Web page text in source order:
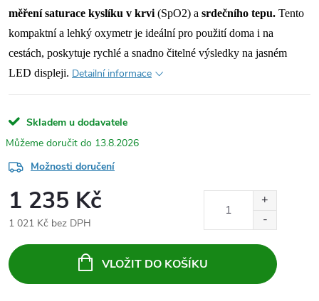
měření saturace kyslíku v krvi (SpO2) a srdečního tepu. Tento
kompaktní a lehký oxymetr je ideální pro použití doma i na
cestách, poskytuje rychlé a snadno čitelné výsledky na jasném
LED displeji. Detailní informace
Skladem u dodavatele
13.8.2026
Možnosti doručení
1 235 Kč
1 021 Kč bez DPH
cena:
VLOŽIT DO KOŠÍKU